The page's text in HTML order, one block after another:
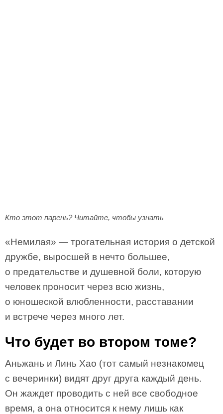
Кто этот парень? Читайте, чтобы узнать
«Немилая» — трогательная история о детской
дружбе, выросшей в нечто большее,
о предательстве и душевной боли, которую
человек проносит через всю жизнь,
о юношеской влюбленности, расставании
и встрече через много лет.
Что будет во втором томе?
Аньжань и Линь Хао (тот самый незнакомец
с вечеринки) видят друг друга каждый день.
Он жаждет проводить с ней все свободное
время, а она относится к нему лишь как